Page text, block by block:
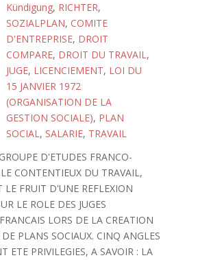
Kündigung, RICHTER,
SOZIALPLAN, COMITE
D'ENTREPRISE, DROIT
COMPARE, DROIT DU TRAVAIL,
JUGE, LICENCIEMENT, LOI DU
15 JANVIER 1972
(ORGANISATION DE LA
GESTION SOCIALE), PLAN
SOCIAL, SALARIE, TRAVAIL
D'ETUDES FRANCO-
CONTENTIEUX DU TRAVAIL,
LE FRUIT D'UNE REFLEXION
LE ROLE DES JUGES
LORS DE LA CREATION
PLANS SOCIAUX. CINQ ANGLES
ETE PRIVILEGIES, A SAVOIR : LA